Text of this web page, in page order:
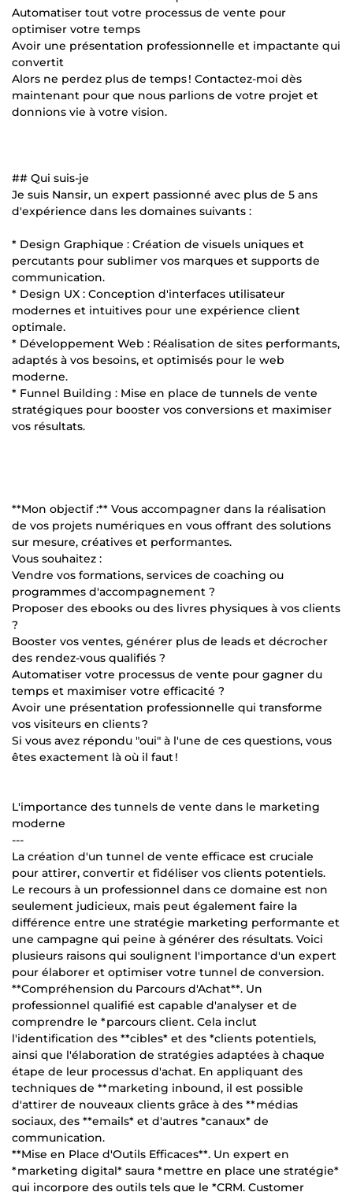
Automatiser tout votre processus de vente pour
optimiser votre temps
Avoir une présentation professionnelle et impactante qui
convertit
Alors ne perdez plus de temps ! Contactez-moi dès
maintenant pour que nous parlions de votre projet et
donnions vie à votre vision.
## Qui suis-je
Je suis Nansir, un expert passionné avec plus de 5 ans
d'expérience dans les domaines suivants :
* Design Graphique : Création de visuels uniques et
percutants pour sublimer vos marques et supports de
communication.
* Design UX : Conception d'interfaces utilisateur
modernes et intuitives pour une expérience client
optimale.
* Développement Web : Réalisation de sites performants,
adaptés à vos besoins, et optimisés pour le web
moderne.
* Funnel Building : Mise en place de tunnels de vente
stratégiques pour booster vos conversions et maximiser
vos résultats.
**Mon objectif :** Vous accompagner dans la réalisation
de vos projets numériques en vous offrant des solutions
sur mesure, créatives et performantes.
Vous souhaitez :
Vendre vos formations, services de coaching ou
programmes d'accompagnement ?
Proposer des ebooks ou des livres physiques à vos clients
?
Booster vos ventes, générer plus de leads et décrocher
des rendez-vous qualifiés ?
Automatiser votre processus de vente pour gagner du
temps et maximiser votre efficacité ?
Avoir une présentation professionnelle qui transforme
vos visiteurs en clients ?
Si vous avez répondu "oui" à l'une de ces questions, vous
êtes exactement là où il faut !
L'importance des tunnels de vente dans le marketing
moderne
---
La création d'un tunnel de vente efficace est cruciale
pour attirer, convertir et fidéliser vos clients potentiels.
Le recours à un professionnel dans ce domaine est non
seulement judicieux, mais peut également faire la
différence entre une stratégie marketing performante et
une campagne qui peine à générer des résultats. Voici
plusieurs raisons qui soulignent l'importance d'un expert
pour élaborer et optimiser votre tunnel de conversion.
**Compréhension du Parcours d'Achat**. Un
professionnel qualifié est capable d'analyser et de
comprendre le *parcours client. Cela inclut
l'identification des **cibles* et des *clients potentiels,
ainsi que l'élaboration de stratégies adaptées à chaque
étape de leur processus d'achat. En appliquant des
techniques de **marketing inbound, il est possible
d'attirer de nouveaux clients grâce à des **médias
sociaux, des **emails* et d'autres *canaux* de
communication.
**Mise en Place d'Outils Efficaces**. Un expert en
*marketing digital* saura *mettre en place une stratégie*
qui incorpore des outils tels que le *CRM. Customer